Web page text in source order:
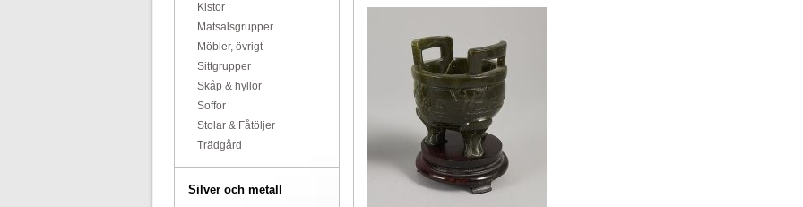
Kistor
Matsalsgrupper
Möbler, övrigt
Sittgrupper
Skåp & hyllor
Soffor
Stolar & Fåtöljer
Trädgård
Silver och metall